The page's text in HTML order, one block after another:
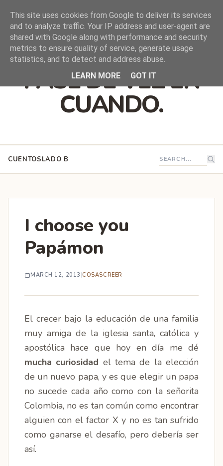
DEJO QUE ESTO
PASE DE VEZ EN
CUANDO.
CUENTOSLADO B
I choose you
Papámon
MARCH 12, 2013 |COSASCREER
El crecer bajo la educación de una familia
muy amiga de la iglesia santa, católica y
apostólica hace que hoy en día me dé
mucha curiosidad el tema de la elección
de un nuevo papa, y es que elegir un papa
no sucede cada año como con la señorita
Colombia, no es tan común como encontrar
alguien con el factor X y no es tan sufrido
como ganarse el desafío, pero debería ser
así.
This site uses cookies from Google to deliver its services
and to analyze traffic. Your IP address and user-agent are
shared with Google along with performance and security
metrics to ensure quality of service, generate usage
statistics, and to detect and address abuse.
LEARN MORE
GOT IT